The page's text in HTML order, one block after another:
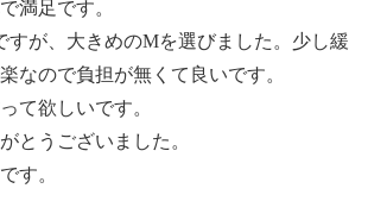
満足です。
すが、大きめのMを選びました。少し緩
なので負担が無くて良いです。
て欲しいです。
とうございました。
す。